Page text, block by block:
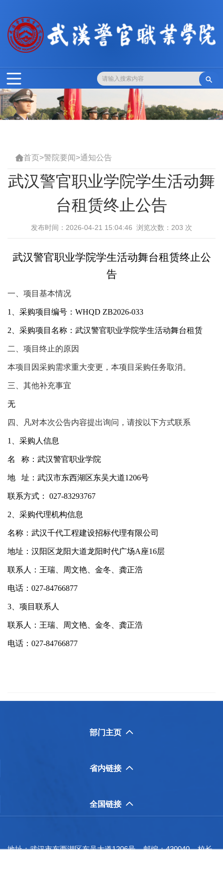

首页>警院要闻 >通知公告
武汉警官职业学院学生活动舞
台租赁终止公告
发布时间：2026-04-21 15:04:46 浏览次数： 203 次
武汉警官职业学院学生活动舞台租赁终止公
告
一、项目基本情况
1、采购项目编号：WHQD ZB2026-033
2、采购项目名称：武汉警官职业学院学生活动舞台租赁
二、项目终止的原因
本项目因采购需求重大变更，本项目采购任务取消。
三、其他补充事宜
无
四、凡对本次公告内容提出询问，请按以下方式联系
1、采购人信息
名 称：武汉警官职业学院
地 址：武汉市东西湖区东吴大道1206号
联系方式： 027-83293767
2、采购代理机构信息
名称：武汉千代工程建设招标代理有限公司
地址：汉阳区龙阳大道龙阳时代广场A座16层
联系人：王瑞、周文艳、金冬、龚正浩
电话：027-84766877
3、项目联系人
联系人：王瑞、周文艳、金冬、龚正浩
电话：027-84766877
部门主页 
省内链接 
全国链接 
地址：武汉市东西湖区东吴大道1206号 邮编：430040 校长